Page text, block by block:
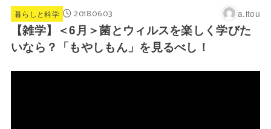
暮らしと科学 2018.06.03 a.itou
【雑学】＜6月＞菌とウィルスを楽しく学びた
いなら？「もやしもん」を見るべし！